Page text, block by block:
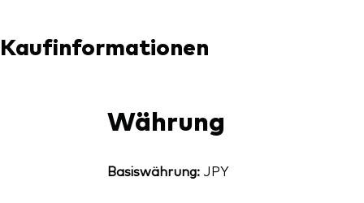
Kaufinformationen
Währung
Basiswährung: JPY